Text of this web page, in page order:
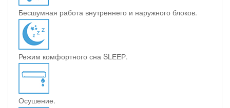
Бесшумная работа внутреннего и наружного блоков.
Режим комфортного сна SLЕЕР.
Осушение.